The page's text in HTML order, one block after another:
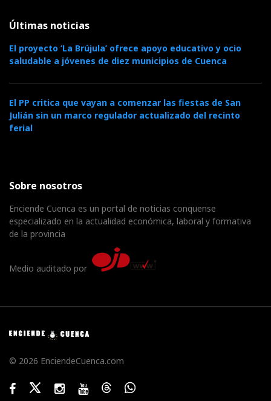
Últimas noticias
El proyecto ‘La Brújula’ ofrece apoyo educativo y ocio
saludable a jóvenes de diez municipios de Cuenca
El PP critica que vayan a comenzar las fiestas de San
Julián sin un marco regulador actualizado del recinto
ferial
Sobre nosotros
Enciende Cuenca es un portal de noticias conquense
especializado en la actualidad económica, laboral y formativa
de la provincia
Medio auditado por
© 2026 EnciendeCuenca.com
FacebookTwitterInstagramYoutubeThreadsWhatsApp